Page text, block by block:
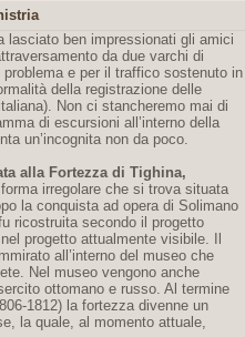
lasciato ben impressionati gli amici
da due varchi di
e per il traffico sostenuto in
della registrazione delle
Non ci stancheremo mai di
di escursioni all’interno della
un’incognita non da poco.
alla Fortezza di Tighina,
irregolare che si trova situata
la conquista ad opera di Solimano
ricostruita secondo il progetto
progetto attualmente visibile. Il
all’interno del museo che
Nel museo vengono anche
ottomano e russo. Al termine
1812) la fortezza divenne un
la quale, al momento attuale,